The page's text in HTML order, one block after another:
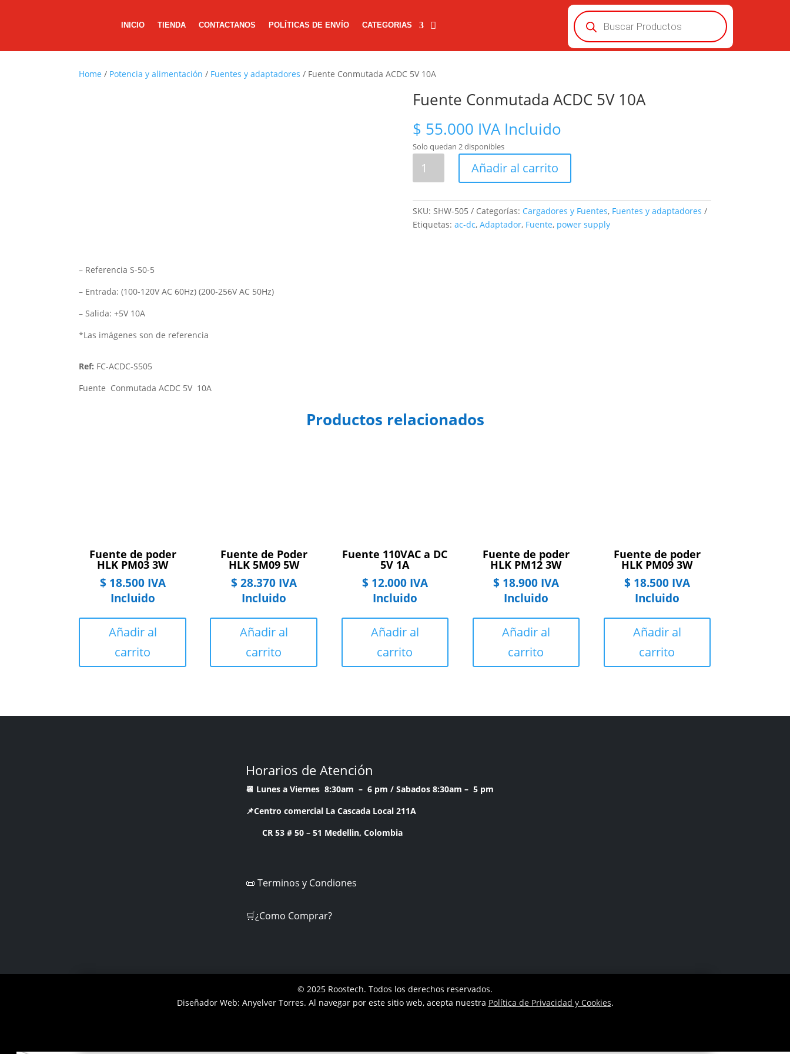
INICIO TIENDA CONTACTANOS POLÍTICAS DE ENVÍO CATEGORIAS
Búsqueda
de
productos
Home / Potencia y alimentación / Fuentes y adaptadores / Fuente Conmutada ACDC 5V 10A
Fuente Conmutada ACDC 5V 10A
$ 55.000 IVA Incluido
Solo quedan 2 disponibles
Conmutada
5V
10A
cantidad
Añadir al carrito
SKU: SHW-505 Categorías: Cargadores y Fuentes, Fuentes y adaptadores
Etiquetas: ac-dc, Adaptador, Fuente, power supply
– Referencia S-50-5
– Entrada: (100-120V AC 60Hz) (200-256V AC 50Hz)
– Salida: +5V 10A
*Las imágenes son de referencia
Ref: FC-ACDC-S505
Fuente Conmutada ACDC 5V 10A
Productos relacionados
Fuente de poder
HLK PM03 3W
$18.500 IVA
Incluido
Añadir al
carrito
Fuente de Poder
HLK 5M09 5W
$28.370 IVA
Incluido
Añadir al
carrito
Fuente 110VAC a DC
5V 1A
$12.000 IVA
Incluido
Añadir al
carrito
Fuente de poder
HLK PM12 3W
$18.900 IVA
Incluido
Añadir al
carrito
Fuente de poder
HLK PM09 3W
$18.500 IVA
Incluido
Añadir al
carrito
Horarios de Atención
📆 Lunes a Viernes 8:30am – 6 pm / Sabados 8:30am – 5 pm
📌Centro comercial La Cascada Local 211A
CR 53 # 50 – 51 Medellin, Colombia
📜 Terminos y Condiones
🛒¿Como Comprar?
© 2025 Roostech. Todos los derechos reservados.
Diseñador Web: Anyelver Torres. Al navegar por este sitio web, acepta nuestra Política de Privacidad y Cookies.